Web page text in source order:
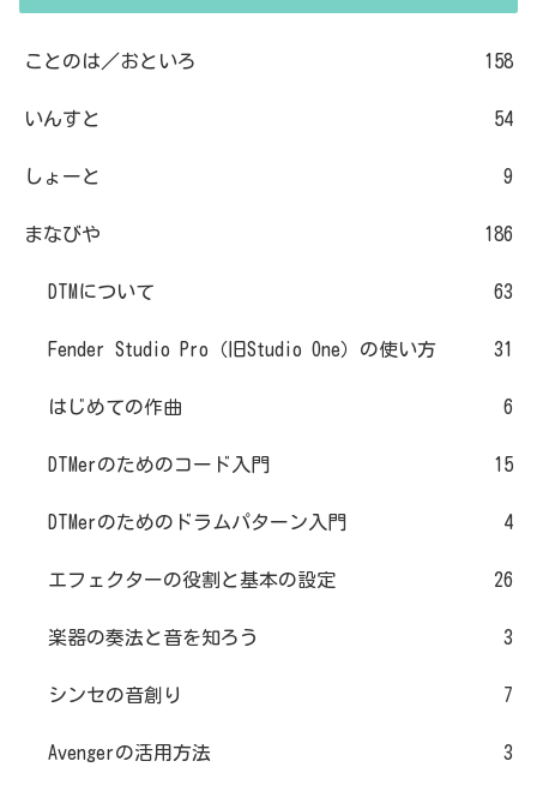
ことのは／おといろ 158
いんすと 54
しょーと 9
まなびや 186
DTMについて 63
Fender Studio Pro（旧Studio One）の使い方 31
はじめての作曲 6
DTMerのためのコード入門 15
DTMerのためのドラムパターン入門 4
エフェクターの役割と基本の設定 26
楽器の奏法と音を知ろう 3
シンセの音創り 7
Avengerの活用方法 3